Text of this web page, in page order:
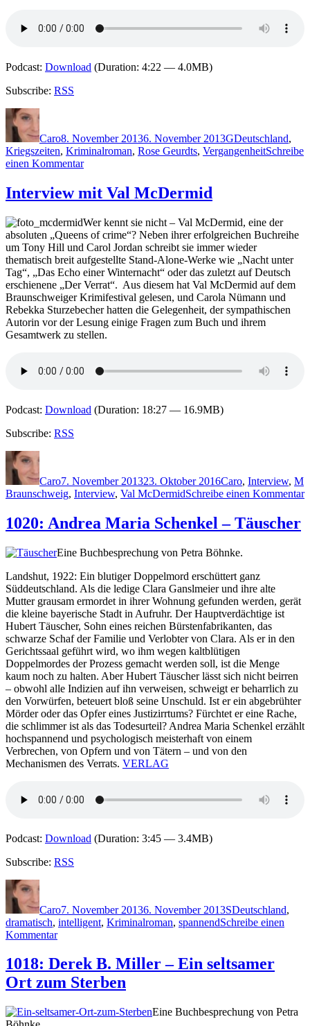
Podcast: Download (Duration: 4:22 — 4.0MB)
Subscribe: RSS
Autor
Caro8. November 20136. November 2013GDeutschland,
Kriegszeiten, Kriminalroman, Rose Geurdts, VergangenheitSchreibe
einen Kommentarzu
Rose
Gerdts
Morgengrauen
Interview mit Val McDermid
Wer kennt sie nicht – Val McDermid, eine der
absoluten „Queens of crime“? Neben ihrer erfolgreichen Buchreihe
um Tony Hill und Carol Jordan schreibt sie immer wieder
thematisch breit aufgestellte Stand-Alone-Werke wie „Nacht unter
Tag“, „Das Echo einer Winternacht“ oder das zuletzt auf Deutsch
erschienene „Der Verrat“. Aus diesem hat Val McDermid auf dem
Braunschweiger Krimifestival gelesen, und Carola Nümann und
Rebekka Sturzebecher hatten die Gelegenheit, der sympathischen
Autorin vor der Lesung einige Fragen zum Buch und ihrem
Gesamtwerk zu stellen.
Podcast: Download (Duration: 18:27 — 16.9MB)
Subscribe: RSS
Autor
Caro7. November 201323. Oktober 2016Caro, Interview, M
Braunschweig, Interview, Val McDermidSchreibe einen Kommentar
1020: Andrea Maria Schenkel – Täuscher
Eine Buchbesprechung von Petra Böhnke.
Landshut, 1922: Ein blutiger Doppelmord erschüttert ganz
Süddeutschland. Als die ledige Clara Ganslmeier und ihre alte
Mutter grausam ermordet in ihrer Wohnung gefunden werden, gerät
die kleine bayerische Stadt in Aufruhr. Der Hauptverdächtige ist
Hubert Täuscher, Sohn eines reichen Bürstenfabrikanten, das
schwarze Schaf der Familie und Verlobter von Clara. Als er in den
Gerichtssaal geführt wird, wo ihm wegen kaltblütigen
Doppelmordes der Prozess gemacht werden soll, ist die Menge
kaum noch zu halten. Aber Hubert Täuscher lässt sich nicht beirren
– obwohl alle Indizien auf ihn verweisen, schweigt er beharrlich zu
den Vorwürfen, beteuert bloß seine Unschuld. Ist er ein abgebrühter
Mörder oder das Opfer eines Justizirrtums? Fürchtet er eine Rache,
die schlimmer ist als das Todesurteil? Andrea Maria Schenkel erzählt
hochspannend und psychologisch meisterhaft von einem
Verbrechen, von Opfern und von Tätern – und von den
Mechanismen des Verrats. VERLAG
Podcast: Download (Duration: 3:45 — 3.4MB)
Subscribe: RSS
Autor
Caro7. November 20136. November 2013SDeutschland,
dramatisch, intelligent, Kriminalroman, spannendSchreibe einen
Kommentarzu
Andrea
Maria
Schenkel
Täuscher
1018: Derek B. Miller – Ein seltsamer
Ort zum Sterben
Eine Buchbesprechung von Petra